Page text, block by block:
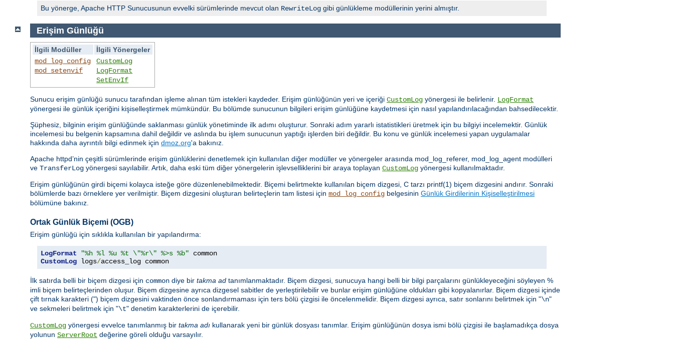
Bu yönerge, Apache HTTP Sunucusunun evvelki sürümlerinde mevcut olan RewriteLog gibi günlükleme modüllerinin yerini almıştır.
Erişim Günlüğü
İlgili Modüller
İlgili Yönergeler
mod_log_config
mod_setenvif
CustomLog
LogFormat
SetEnvIf
Sunucu erişim günlüğü sunucu tarafından işleme alınan tüm istekleri kaydeder. Erişim günlüğünün yeri ve içeriği CustomLog yönergesi ile belirlenir. LogFormat
yönergesi ile günlük içeriğini kişiselleştirmek mümkündür. Bu bölümde sunucunun bilgileri erişim günlüğüne kaydetmesi için nasıl yapılandırılacağından bahsedilecektir.
Şüphesiz, bilginin erişim günlüğünde saklanması günlük yönetiminde ilk adımı oluşturur. Sonraki adım yararlı istatistikleri üretmek için bu bilgiyi incelemektir. Günlük
incelemesi bu belgenin kapsamına dahil değildir ve aslında bu işlem sunucunun yaptığı işlerden biri değildir. Bu konu ve günlük incelemesi yapan uygulamalar
hakkında daha ayrıntılı bilgi edinmek için dmoz.org'a bakınız.
Apache httpd’nin çeşitli sürümlerinde erişim günlüklerini denetlemek için kullanılan diğer modüller ve yönergeler arasında mod_log_referer, mod_log_agent modülleri
ve TransferLog yönergesi sayılabilir. Artık, daha eski tüm diğer yönergelerin işlevselliklerini bir araya toplayan CustomLog yönergesi kullanılmaktadır.
Erişim günlüğünün girdi biçemi kolayca isteğe göre düzenlenebilmektedir. Biçemi belirtmekte kullanılan biçem dizgesi, C tarzı printf(1) biçem dizgesini andırır. Sonraki
bölümlerde bazı örneklere yer verilmiştir. Biçem dizgesini oluşturan belirteçlerin tam listesi için mod_log_config belgesinin Günlük Girdilerinin Kişiselleştirilmesi
bölümüne bakınız.
Ortak Günlük Biçemi (OGB)
Erişim günlüğü için sıklıkla kullanılan bir yapılandırma:
LogFormat "%h %l %u %t \"%r\" %>s %b"
CustomLog logs/access_log common
İlk satırda belli bir biçem dizgesi için common diye bir takma ad tanımlanmaktadır. Biçem dizgesi, sunucuya hangi belli bir bilgi parçalarını günlükleyeceğini söyleyen %
imli biçem belirteçlerinden oluşur. Biçem dizgesine ayrıca dizgesel sabitler de yerleştirilebilir ve bunlar erişim günlüğüne oldukları gibi kopyalanırlar. Biçem dizgesi içinde
çift tırnak karakteri (") biçem dizgesini vaktinden önce sonlandırmaması için ters bölü çizgisi ile öncelenmelidir. Biçem dizgesi ayrıca, satır sonlarını belirtmek için "\n"
ve sekmeleri belirtmek için "\t" denetim karakterlerini de içerebilir.
CustomLog yönergesi evvelce tanımlanmış bir takma adı kullanarak yeni bir günlük dosyası tanımlar. Erişim günlüğünün dosya ismi bölü çizgisi ile başlamadıkça dosya
yolunun ServerRoot değerine göreli olduğu varsayılır.